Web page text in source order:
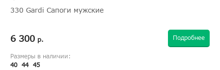
330 Gardi Сапоги мужские
6 300 р. Подробнее
Размеры в наличии:
40 44 45